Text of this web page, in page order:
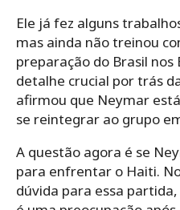
Ele já fez alguns
mas ainda não treinou
preparação do Brasil nos
detalhe crucial por trás
afirmou que Neymar
se reintegrar ao grupo
A questão agora é se
para enfrentar o Haiti.
dúvida para essa